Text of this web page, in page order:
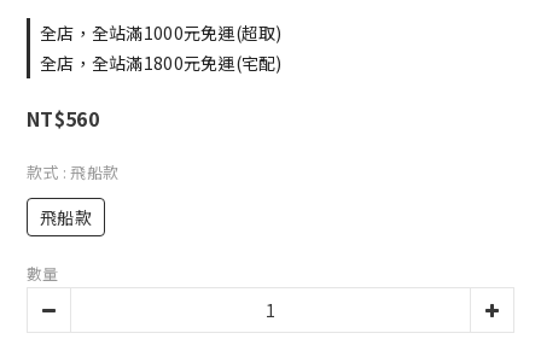
全店，全站滿1000元免運(超取)
全店，全站滿1800元免運(宅配)
NT$560
款式 : 飛船款
飛船款
數量